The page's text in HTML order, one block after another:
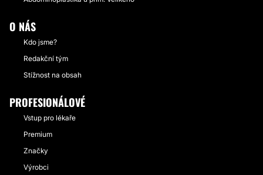
O NÁS
Kdo jsme?
Redakční tým
Stížnost na obsah
PROFESIONÁLOVÉ
Vstup pro lékaře
Premium
Značky
Výrobci